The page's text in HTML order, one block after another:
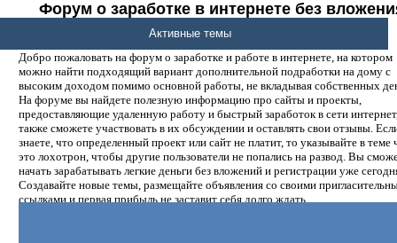
Форум о заработке в интернете без
денег.
Добро пожаловать на форум о заработке и работе в интернете, на котором
можно найти подходящий вариант дополнительной подработки на дому с
высоким доходом помимо основной работы, не вкладывая собственных
На форуме вы найдете полезную информацию про сайты и проекты,
предоставляющие удаленную работу и быстрый заработок в сети
также сможете участвовать в их обсуждении и оставлять свои отзывы.
знаете, что определенный проект или сайт не платит, то указывайте в теме
это лохотрон, чтобы другие пользователи не попались на развод. Вы
начать зарабатывать легкие деньги без вложений и регистрации уже
Создавайте новые темы, размещайте объявления со своими
ссылками и первая прибыль не заставит себя долго ждать.
Активные темы